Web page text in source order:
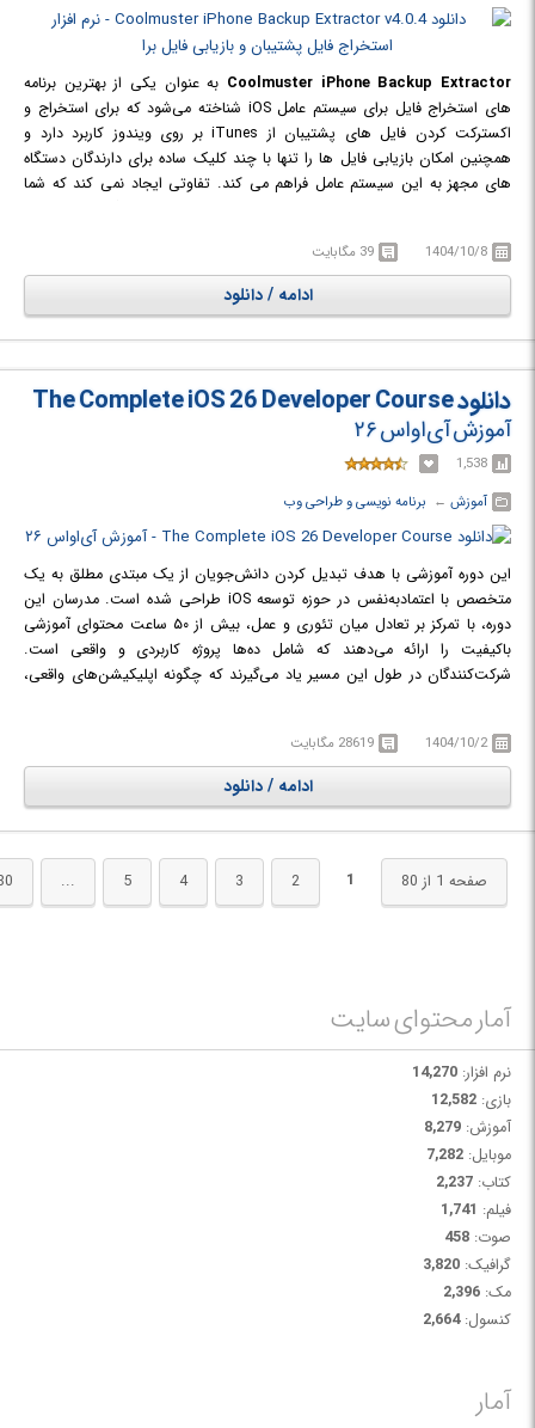
Coolmuster iPhone Backup Extractor به عنوان یکی از بهترین برنامه
های استخراج فایل برای سیستم عامل iOS شناخته می‌شود که برای استخراج و
اکسترکت کردن فایل های پشتیبان از iTunes بر روی ویندوز کاربرد دارد و
همچنین امکان بازیابی فایل ها را تنها با چند کلیک ساده برای دارندگان دستگاه
های مجهز به این سیستم عامل فراهم می کند. تفاوتی ایجاد نمی کند که شما
توانید قبل از بازیابی فایل ها آن ها را مشاهده کنید و تمامی تگ ها و مشخصات
آن ها را بررسی نمایید.
1404/10/8 39 مگابایت
ادامه / دانلود
دانلود The Complete iOS 26 Developer Course
آموزش آی‌او‌اس ۲۶
1,538
آموزش ← ‏ برنامه نویسی و طراحی وب
این دوره آموزشی با هدف تبدیل کردن دانش‌جویان از یک مبتدی مطلق به یک
متخصص با اعتمادبه‌نفس در حوزه توسعه iOS طراحی شده است. مدرسان این
دوره، با تمرکز بر تعادل میان تئوری و عمل، بیش از ۵۰ ساعت محتوای آموزشی
باکیفیت را ارائه می‌دهند که شامل ده‌ها پروژه کاربردی و واقعی است.
شرکت‌کنندگان در طول این مسیر یاد می‌گیرند که چگونه اپلیکیشن‌های واقعی،
یکی از ویژگی‌های برجسته این دوره، جامعیت آن است؛ به طوری که تمام مباحث
مورد نیاز برای ورود به بازار کار جهانی را پوشش می‌دهد. علاوه بر محتوای
ویدیویی، هدایای ارزشمندی نیز برای دانش‌جویان در نظر گرفته شده است. این
موارد شامل یک سال میزبانی وب رایگان (هاستینگ)، مجموعه‌ای از المان‌های
است. این مزایا به دانش‌جو کمک می‌کند تا نه تنها در برنامه‌نویسی، بلکه در
شد.
1404/10/2 28619 مگابایت
ادامه / دانلود
صفحه 1 از 80 1
2
3
4
5
...
آمار محتوای سایت
نرم افزار: 14,270
بازی: 12,582
آموزش: 8,279
موبایل: 7,282
کتاب: 2,237
فیلم: 1,741
صوت: 458
گرافیک: 3,820
مک: 2,396
کنسول:2,664
آمار